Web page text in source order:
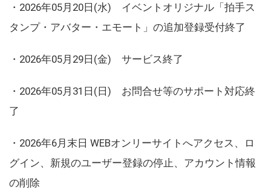
・2026年05月20日(水) イベントオリジナル「拍手ス
タンプ・アバター・エモート」の追加登録受付終了
・2026年05月29日(金) サービス終了
・2026年05月31日(日) お問合せ等のサポート対応終
了
・2026年6月末日 WEBオンリーサイトへアクセス、ロ
グイン、新規のユーザー登録の停止、アカウント情報
の削除